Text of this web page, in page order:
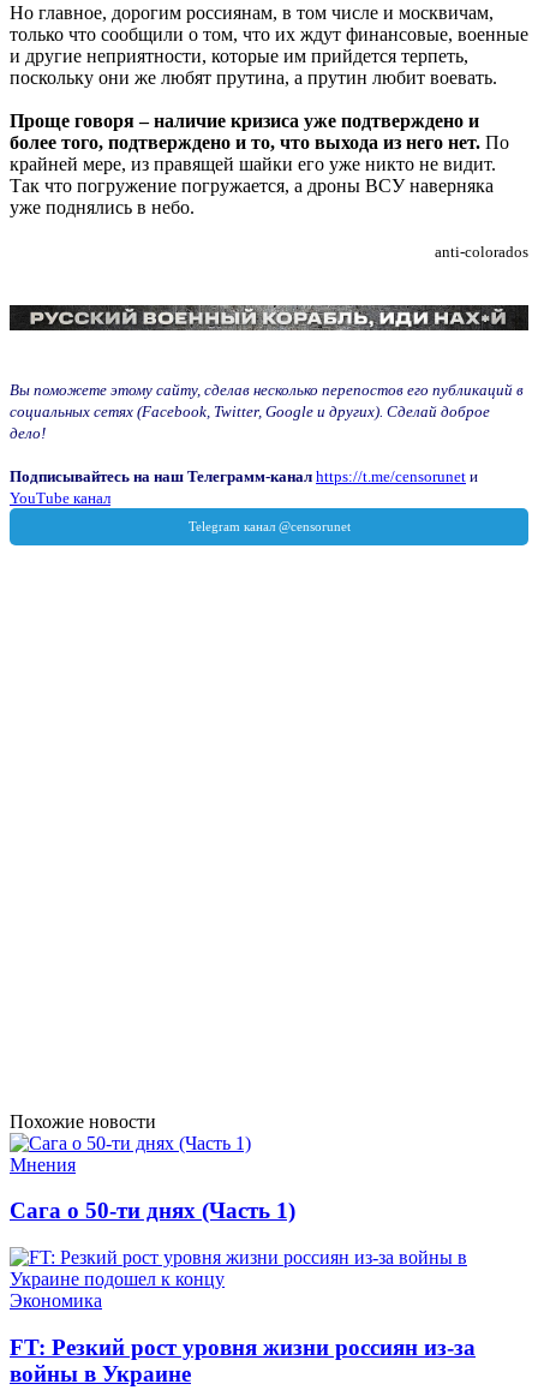
Но главное, дорогим россиянам, в том числе и москвичам,
только что сообщили о том, что их ждут финансовые, военные
и другие неприятности, которые им прийдется терпеть,
поскольку они же любят прутина, а прутин любит воевать.
Проще говоря – наличие кризиса уже подтверждено и
более того, подтверждено и то, что выхода из него нет. По
крайней мере, из правящей шайки его уже никто не видит.
Так что погружение погружается, а дроны ВСУ наверняка
уже поднялись в небо.
anti-colorados
Вы поможете этому сайту, сделав несколько перепостов его публикаций в
социальных сетях (Facebook, Twitter, Google и других). Сделай доброе
дело!
Подписывайтесь на наш Телеграмм-канал https://t.me/censorunet и
YouTube канал
Похожие новости
Мнения
Сага о 50-ти днях (Часть 1)
Экономика
FT: Резкий рост уровня жизни россиян из-за
войны в Украине